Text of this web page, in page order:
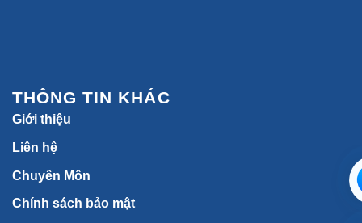
THÔNG TIN KHÁC
Giới thiệu
Liên hệ
Chuyên Môn
Chính sách bảo mật